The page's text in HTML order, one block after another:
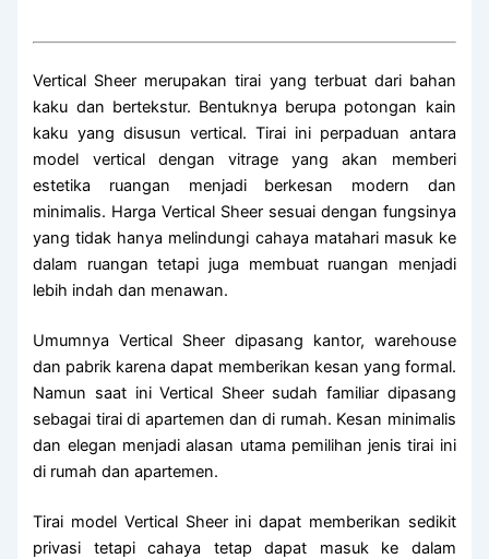
Vertical Sheer merupakan tirai yang terbuat dari bahan
kaku dan bertekstur. Bentuknya berupa potongan kain
kaku yang disusun vertical. Tirai ini perpaduan antara
model vertical dengan vitrage yang akan memberi
estetika ruangan menjadi berkesan modern dan
minimalis. Harga Vertical Sheer sesuai dengan fungsinya
yang tidak hanya melindungi cahaya matahari masuk ke
dalam ruangan tetapi juga membuat ruangan menjadi
lebih indah dan menawan.
Umumnya Vertical Sheer dipasang kantor, warehouse
dan pabrik karena dapat memberikan kesan yang formal.
Namun saat ini Vertical Sheer sudah familiar dipasang
sebagai tirai di apartemen dan di rumah. Kesan minimalis
dan elegan menjadi alasan utama pemilihan jenis tirai ini
di rumah dan apartemen.
Tirai model Vertical Sheer ini dapat memberikan sedikit
privasi tetapi cahaya tetap dapat masuk ke dalam